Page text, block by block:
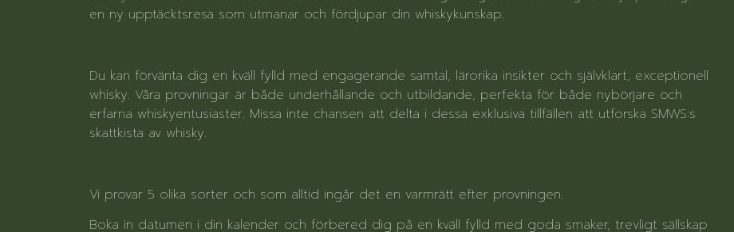
en ny upptäcktsresa som utmanar och fördjupar din whiskykunskap.
Du kan förvänta dig en kväll fylld med engagerande samtal, lärorika insikter och självklart, exceptionell
whisky. Våra provningar är både underhållande och utbildande, perfekta för både nybörjare och
erfarna whiskyentusiaster. Missa inte chansen att delta i dessa exklusiva tillfällen att utforska SMWS:s
skattkista av whisky.
Vi provar 5 olika sorter och som alltid ingår det en varmrätt efter provningen.
Boka in datumen i din kalender och förbered dig på en kväll fylld med goda smaker, trevligt sällskap